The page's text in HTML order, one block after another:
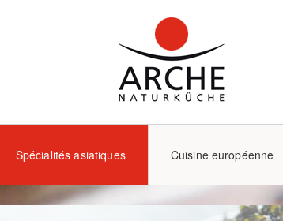
Spécialités asiatiques Cuisine européenne